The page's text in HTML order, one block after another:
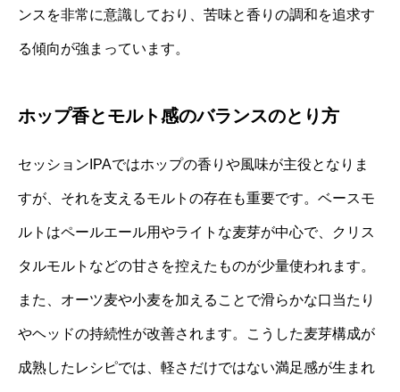
ンスを非常に意識しており、苦味と香りの調和を追求す
る傾向が強まっています。
ホップ香とモルト感のバランスのとり方
セッションIPAではホップの香りや風味が主役となりま
すが、それを支えるモルトの存在も重要です。ベースモ
ルトはペールエール用やライトな麦芽が中心で、クリス
タルモルトなどの甘さを控えたものが少量使われます。
また、オーツ麦や小麦を加えることで滑らかな口当たり
やヘッドの持続性が改善されます。こうした麦芽構成が
成熟したレシピでは、軽さだけではない満足感が生まれ